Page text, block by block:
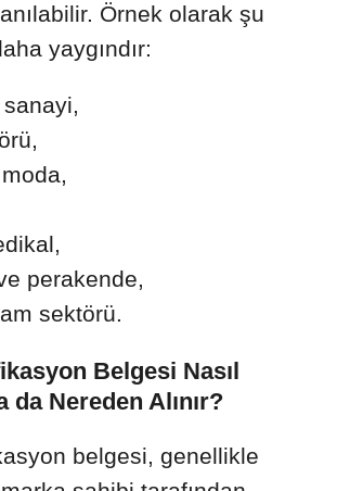
Örnek olarak şu
yaygındır:
perakende,
sektörü.
Belgesi Nasıl
da Nereden Alınır?
belgesi, genellikle